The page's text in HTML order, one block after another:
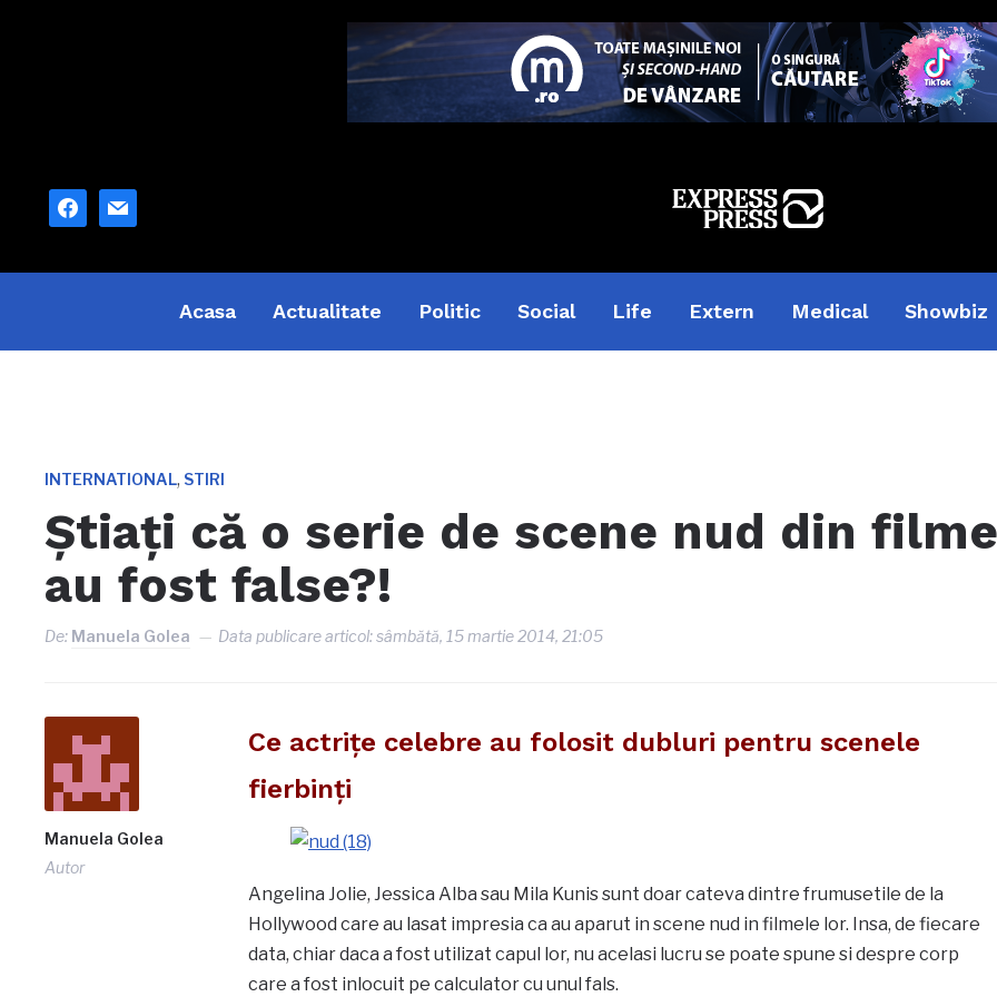
facebook
mail
Acasa Actualitate Politic Social Life Extern Medical Showbiz
INTERNATIONAL, STIRI
Ştiaţi că o serie de scene nud din
au fost false?!
De: Manuela Golea Data publicare articol:sâmbătă, 15 martie 2014, 21:05
Manuela Golea
Autor
Ce actriţe celebre au folosit dubluri pentru scenele
fierbinţi
Angelina Jolie, Jessica Alba sau Mila Kunis sunt doar cateva dintre frumusetile de la
Hollywood care au lasat impresia ca au aparut in scene nud in filmele lor. Insa, de fiecare
data, chiar daca a fost utilizat capul lor, nu acelasi lucru se poate spune si despre corp
care a fost inlocuit pe calculator cu unul fals.